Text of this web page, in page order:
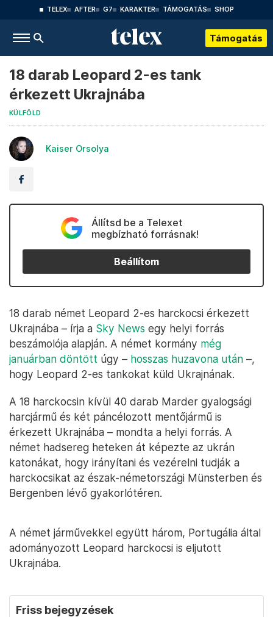
TELEX AFTER G7 KARAKTER TÁMOGATÁS SHOP
Támogatás
18 darab Leopard 2-es tank
érkezett Ukrajnába
KÜLFÖLD
Kaiser Orsolya
Állítsd be a Telexet
megbízható forrásnak!
Beállítom
18 darab német Leopard 2-es harckocsi érkezett
Ukrajnába – írja a Sky News egy helyi forrás
beszámolója alapján. A német kormány még
januárban döntött úgy – hosszas huzavona után –,
hogy Leopard 2-es tankokat küld Ukrajnának.
A 18 harckocsin kívül 40 darab Marder gyalogsági
harcjármű és két páncélozott mentőjármű is
érkezett Ukrajnába – mondta a helyi forrás. A
német hadsereg heteken át képezte az ukrán
katonákat, hogy irányítani és vezérelni tudják a
harckocsikat az észak-németországi Münsterben és
Bergenben lévő gyakorlótéren.
A német járművekkel együtt három, Portugália által
adományozott Leopard harckocsi is eljutott
Ukrajnába.
Friss bejegyzések